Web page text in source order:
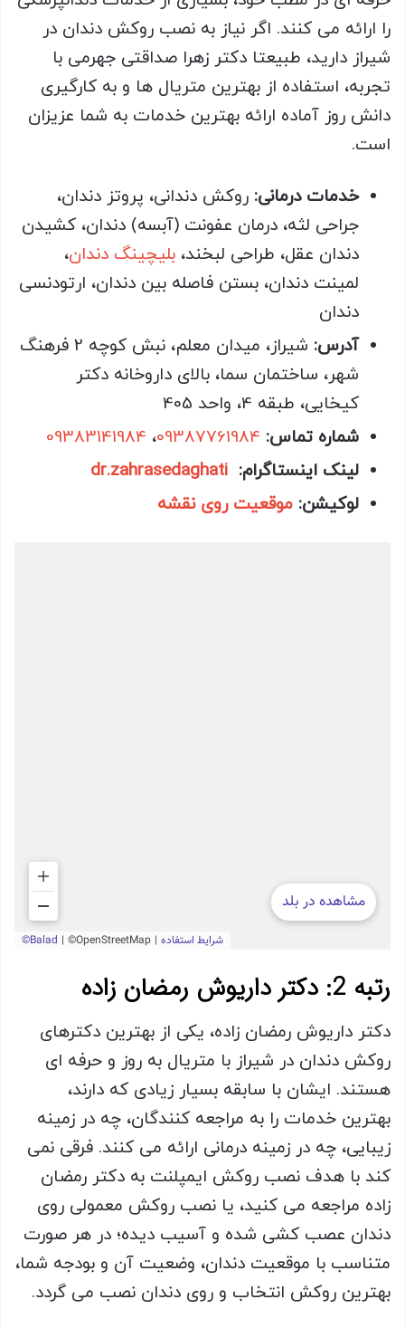
را ارائه می کنند. اگر نیاز به نصب روکش دندان در
شیراز دارید، طبیعتا دکتر زهرا صداقتی جهرمی با
تجربه، استفاده از بهترین متریال ها و به کارگیری
دانش روز آماده ارائه بهترین خدمات به شما عزیزان
است.
خدمات درمانی: روکش دندانی، پروتز دندان،
جراحی لثه، درمان عفونت (آبسه) دندان، کشیدن
دندان عقل، طراحی لبخند، بلیچینگ دندان،
لمینت دندان، بستن فاصله بین دندان، ارتودنسی
دندان
آدرس:
شیراز، میدان معلم، نبش کوچه 2 فرهنگ
شهر، ساختمان سما، بالای داروخانه دکتر
کیخایی، طبقه 4، واحد 405
شماره تماس: 09387761984، 09383141984
لینک اینستاگرام: dr.zahrasedaghati
لوکیشن: موقعیت روی نقشه
رتبه 2: دکتر داریوش رمضان زاده
دکتر داریوش رمضان زاده، یکی از بهترین دکترهای
روکش دندان در شیراز با متریال به روز و حرفه ای
هستند. ایشان با سابقه بسیار زیادی که دارند،
بهترین خدمات را به مراجعه کنندگان، چه در زمینه
زیبایی، چه در زمینه درمانی ارائه می کنند. فرقی نمی
کند با هدف نصب روکش ایمپلنت به دکتر رمضان
زاده مراجعه می کنید، یا نصب روکش معمولی روی
دندان عصب کشی شده و آسیب دیده؛ در هر صورت
متناسب با موقعیت دندان، وضعیت آن و بودجه شما،
بهترین روکش انتخاب و روی دندان نصب می گردد.